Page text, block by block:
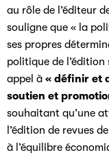
au rôle de l’éditeur
souligne que « la
ses propres
politique de
appel à « définir et
soutien et
souhaitant qu’une
l’édition de revues
à l’équilibre